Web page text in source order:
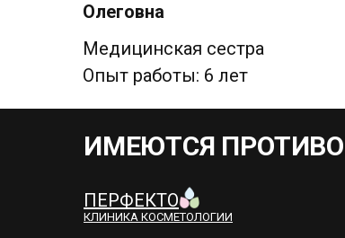
Олеговна
Медицинская сестра
Опыт работы: 6 лет
ИМЕЮТСЯ
ПЕРФЕКТО
КЛИНИКА КОСМЕТОЛОГИИ